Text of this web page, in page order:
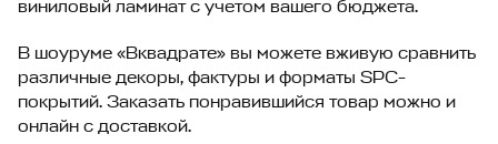
виниловый ламинат с учетом вашего бюджета.
В шоуруме «Вквадрате» вы можете вживую сравнить
различные декоры, фактуры и форматы SPC-
покрытий. Заказать понравившийся товар можно и
онлайн с доставкой.